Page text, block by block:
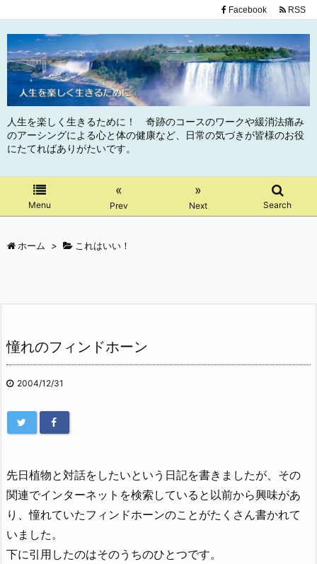
人生を楽しく生きるために！ 奇跡のコースのワークや緩消法痛み
のアーシングによる心と体の健康など、日常の気づきが皆様のお役
にたてればありがたいです。
Menu
«
Prev
»
Next Search
Facebook RSS
ホーム > これはいい！
憧れのフィンドホーン
2004/12/31
先日植物と対話をしたいという日記を書きましたが、その
関連でインターネットを検索していると以前から興味があ
り、憧れていたフィンドホーンのことがたくさん書かれて
いました。
下に引用したのはそのうちのひとつです。